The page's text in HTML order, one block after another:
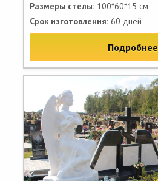
Размеры стелы: 100*60*15 см
Срок изготовления: 60 дней
Подробнее